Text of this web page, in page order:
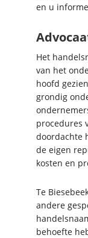
en u
Het
van het
hoofd
grondig
procedures
doordachte
de eigen
kosten en
Te
andere
behoefte